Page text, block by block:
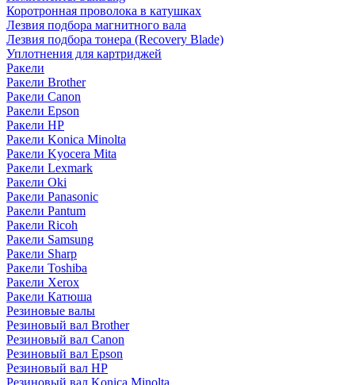
Коротронная проволока в катушках
Лезвия подбора магнитного вала
Лезвия подбора тонера (Recovery Blade)
Уплотнения для картриджей
Ракели
Ракели Brother
Ракели Canon
Ракели Epson
Ракели HP
Ракели Konica Minolta
Ракели Kyocera Mita
Ракели Lexmark
Ракели Oki
Ракели Panasonic
Ракели Pantum
Ракели Ricoh
Ракели Samsung
Ракели Sharp
Ракели Toshiba
Ракели Xerox
Ракели Катюша
Резиновые валы
Резиновый вал Brother
Резиновый вал Canon
Резиновый вал Epson
Резиновый вал HP
Резиновый вал Konica Minolta